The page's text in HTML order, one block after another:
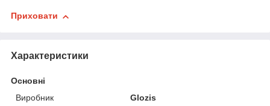
Приховати
Характеристики
Основні
Виробник
Glozis